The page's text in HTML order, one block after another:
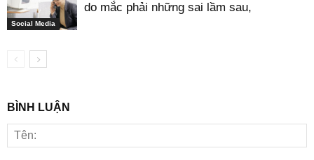
Social Media
Social Media
do mắc phải những sai lầm sau,
BÌNH LUẬN